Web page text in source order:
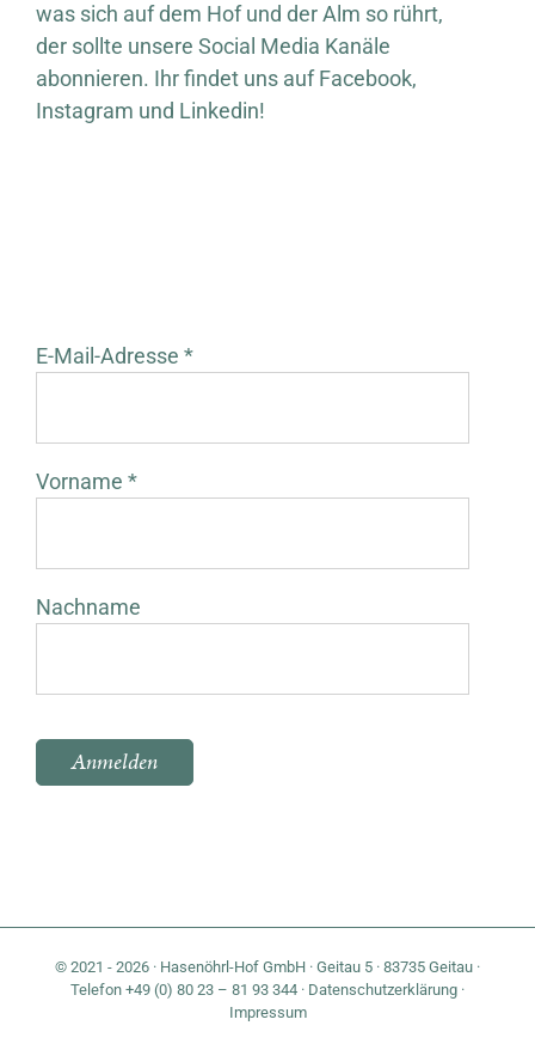
was sich auf dem Hof und der Alm so rührt,
der sollte unsere Social Media Kanäle
abonnieren. Ihr findet uns auf Facebook,
Instagram und Linkedin!
E-Mail-Adresse *
Vorname *
Nachname
Bitte lasse dieses Feld leer.
© 2021 - 2026 · Hasenöhrl-Hof GmbH · Geitau 5 · 83735 Geitau ·
Telefon +49 (0) 80 23 – 81 93 344 · Datenschutzerklärung ·
Impressum